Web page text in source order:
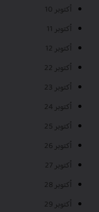
أكتوبر 10
أكتوبر 11
أكتوبر 12
أكتوبر 22
أكتوبر 23
أكتوبر 24
أكتوبر 25
أكتوبر 26
أكتوبر 27
أكتوبر 28
أكتوبر 29